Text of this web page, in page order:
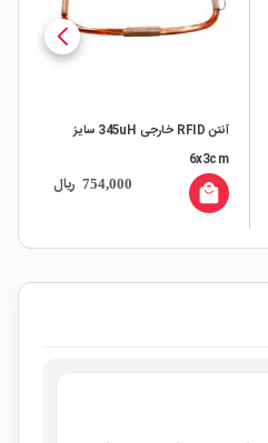
آنتن RFID خارجی 345uH سایز
6x3cm
754,000 ریال local_mall